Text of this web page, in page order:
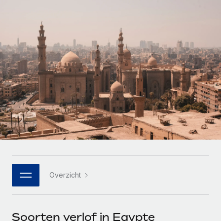
PEO
Ingewikkelde HR-taken eenvoudig uitbesteden
INFRASTRUCTUUR
Remote Embedded
HR naadloos in workflows integreren
Platform
Ingebouwde essentiële HR-functies voor je team
Integraties
GROEIFASE
Start-ups
Flexibele global HR en payroll solutions voor groeiende
bedrijven
Mid-market
Teams uitbreiden met HR solutions op maat
Enterprise
Global HR voor grote bedrijven
WERK MET ONS SAMEN
Strategische technologiepartners
Een partner worden
Ontdek valuta-opties en betaalsnelheden voor
internationale zzp'ers
LEREN MET REMOTE
Onderzoek en gidsen
Casestudy's
HR-woordenlijst
Checklists en templates
Webinars
Nederlands
Français
Deutsch
Español
Italiano
Português (Portugal)
日本語
한국어
Overzicht
Soorten verlof in Egypte